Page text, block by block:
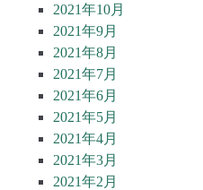
2021年10月
2021年9月
2021年8月
2021年7月
2021年6月
2021年5月
2021年4月
2021年3月
2021年2月